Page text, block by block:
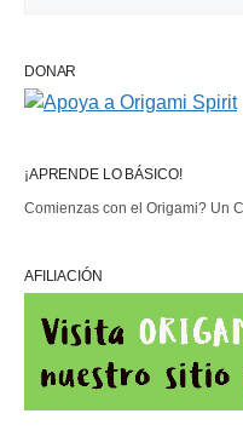
DONAR
¡APRENDE LO BÁSICO!
Comienzas con el Origami? Un
AFILIACIÓN